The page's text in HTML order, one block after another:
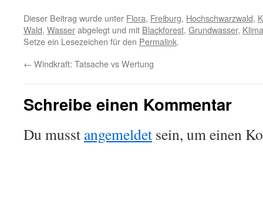
Dieser Beitrag wurde unter Flora, Freiburg, Hochschwarzwald,
Wald, Wasserabgelegt und mit Blackforest, Grundwasser, Klima
Setze ein Lesezeichen für den Permalink.
← Windkraft: Tatsache vs Wertung
Schreibe einen Kommentar
Du musst angemeldet sein, um einen